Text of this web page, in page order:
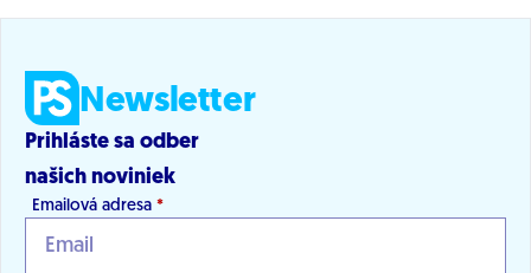
Newsletter
Prihláste sa odber
našich noviniek
Emailová adresa *